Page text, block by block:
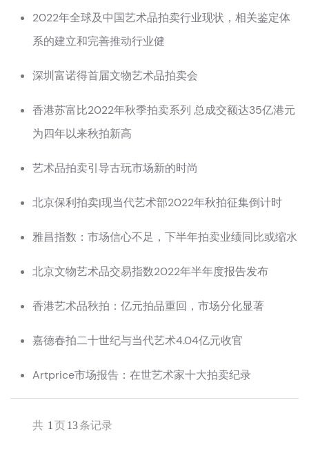
2022年全球及中国艺术品拍卖行业现状，相关鉴定体
系的建立和完善推动行业健
深圳富诺得首届文物艺术品拍卖会
香港苏富比2022年秋季拍卖系列 总成交额达35亿港元
为四年以来秋拍新高
艺术品拍卖引导古玩市场新的时尚
北京保利拍卖|现当代艺术部2022年秋拍征集倒计时
雅昌指数：市场信心不足，下半年拍卖业绩同比或缩水
北京文物艺术品交易指数2022年半年度报告发布
香港艺术品秋拍：亿元拍品重回，市场分化显著
嘉德春拍二十世纪与当代艺术4.04亿元收官
Artprice市场报告：在世艺术家十大拍卖纪录
共 1 页13条记录